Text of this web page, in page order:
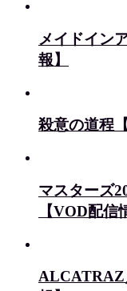
メイドイン
報】
殺意の道程
マスターズ
【VOD配信
ALCATRAZ